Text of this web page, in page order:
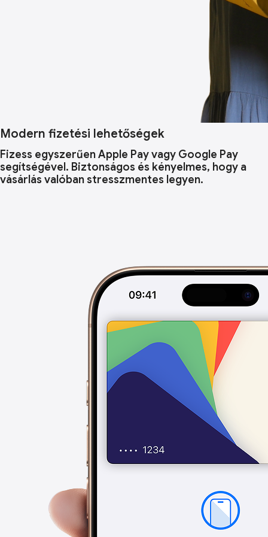
Modern fizetési lehetőségek
Fizess egyszerűen Apple Pay vagy Google Pay
segítségével. Biztonságos és kényelmes, hogy a
vásárlás valóban stresszmentes legyen.